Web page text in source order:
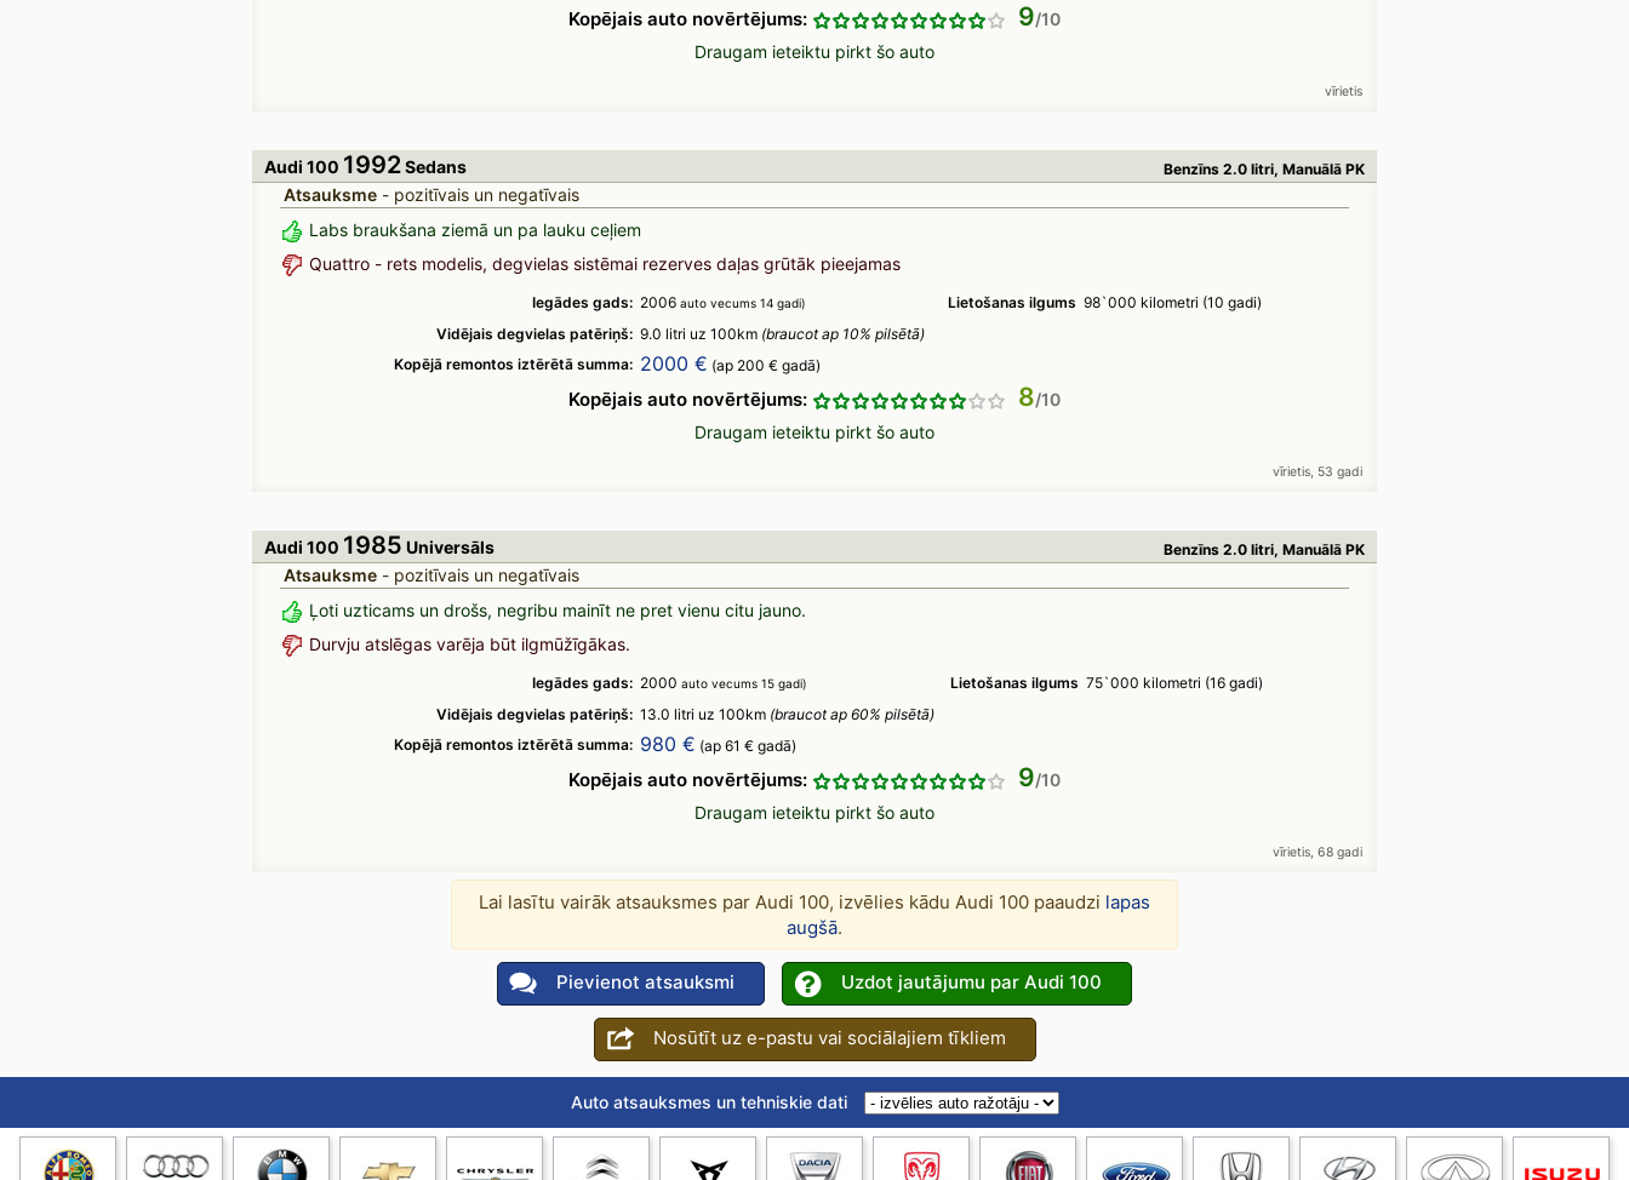
Kopējais auto novērtējums: 9
Draugam ieteiktu pirkt šo auto
vīrietis
Audi 100 1992Sedans Benzīns 2.0 litri, Manuālā PK
Atsauksme - pozitīvais un negatīvais
Labs braukšana ziemā un pa lauku ceļiem
Quattro - rets modelis, degvielas sistēmai rezerves daļas grūtāk pieejamas
Iegādes gads: 2006 auto vecums 14 gadi) Lietošanas ilgums 98`000 kilometri (10 gadi)
Vidējais degvielas patēriņš: 9.0 litri uz 100km (braucot ap 10% pilsētā)
Kopējā remontos iztērētā summa: 2000 € (ap 200 € gadā)
Kopējais auto novērtējums: 8
Draugam ieteiktu pirkt šo auto
vīrietis, 53 gadi
Audi 100 1985 Universāls Benzīns 2.0 litri, Manuālā PK
Atsauksme - pozitīvais un negatīvais
Ļoti uzticams un drošs, negribu mainīt ne pret vienu citu jauno.
Durvju atslēgas varēja būt ilgmūžīgākas.
Iegādes gads: 2000 auto vecums 15 gadi) Lietošanas ilgums 75`000 kilometri (16 gadi)
Vidējais degvielas patēriņš: 13.0 litri uz 100km (braucot ap 60% pilsētā)
Kopējā remontos iztērētā summa: 980 € (ap 61 € gadā)
Kopējais auto novērtējums: 9
Draugam ieteiktu pirkt šo auto
vīrietis, 68 gadi
Lai lasītu vairāk atsauksmes par Audi 100, izvēlies kādu Audi 100 paaudzi lapas
augšā.
Pievienot atsauksmi Uzdot jautājumu par Audi 100
Nosūtīt uz e-pastu vai sociālajiem tīkliem
Auto atsauksmes un tehniskie dati